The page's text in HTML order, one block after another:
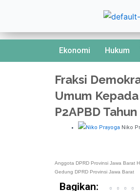
content
Ekonomi Hukum
Fraksi
Umum
P2APBD
Niko
Anggota DPRD Provinsi Jawa Barat
Gedung DPRD Provinsi Jawa Barat
Bagikan: